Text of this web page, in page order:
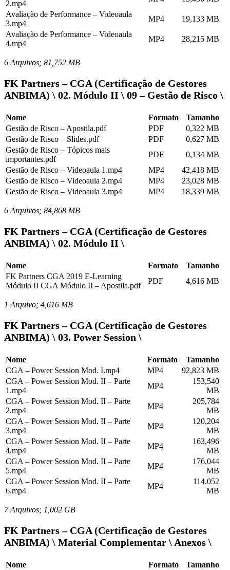
2.mp4
Avaliação de Performance – Videoaula
3.mp4
MP4
19,133 MB
Avaliação de Performance – Videoaula
4.mp4
MP4 28,215 MB
6 Arquivos; 81,752 MB
FK Partners – CGA (Certificação de Gestores
ANBIMA) \ 02. Módulo II \ 09 – Gestão de Risco \
Nome Formato
Tamanho
Gestão de Risco – Apostila.pdf
PDF
0,322 MB
Gestão de Risco – Slides.pdf
PDF
0,627 MB
Gestão de Risco – Tópicos mais
importantes.pdf
PDF
0,134 MB
Gestão de Risco – Videoaula 1.mp4
MP4
42,418 MB
Gestão de Risco – Videoaula 2.mp4
MP4
23,028 MB
Gestão de Risco – Videoaula 3.mp4
MP4 18,339 MB
6 Arquivos; 84,868 MB
FK Partners – CGA (Certificação de Gestores
ANBIMA) \ 02. Módulo II \
Nome Formato
Tamanho
FK Partners CGA 2019 E-Learning
Módulo II CGA Módulo II – Apostila.pdf
PDF 4,616 MB
1 Arquivo; 4,616 MB
FK Partners – CGA (Certificação de Gestores
ANBIMA) \ 03. Power Session \
Nome Formato
Tamanho
CGA – Power Session Mod. I.mp4
MP4
92,823 MB
CGA – Power Session Mod. II – Parte
1.mp4
MP4
153,540
MB
CGA – Power Session Mod. II – Parte
2.mp4
MP4
205,784
MB
CGA – Power Session Mod. II – Parte
3.mp4
MP4
120,204
MB
CGA – Power Session Mod. II – Parte
4.mp4
MP4
163,496
MB
CGA – Power Session Mod. II – Parte
5.mp4
MP4
176,044
MB
CGA – Power Session Mod. II – Parte
6.mp4
MP4
114,052
MB
7 Arquivos; 1,002 GB
FK Partners – CGA (Certificação de Gestores
ANBIMA) \ Material Complementar \ Anexos \
Nome Formato
Tamanho